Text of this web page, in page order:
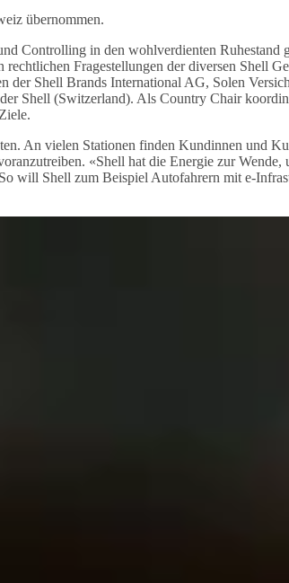
übernommen.
Controlling in den wohlverdienten
Fragestellungen der diversen Shell
Shell Brands International AG, Solen
Shell (Switzerland). Als Country Chair
An vielen Stationen finden Kundinnen und
«Shell hat die Energie zur
will Shell zum Beispiel Autofahrern mit e-